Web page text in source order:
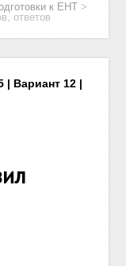
к ЕНТ >
ответов
| Вариант 12 |